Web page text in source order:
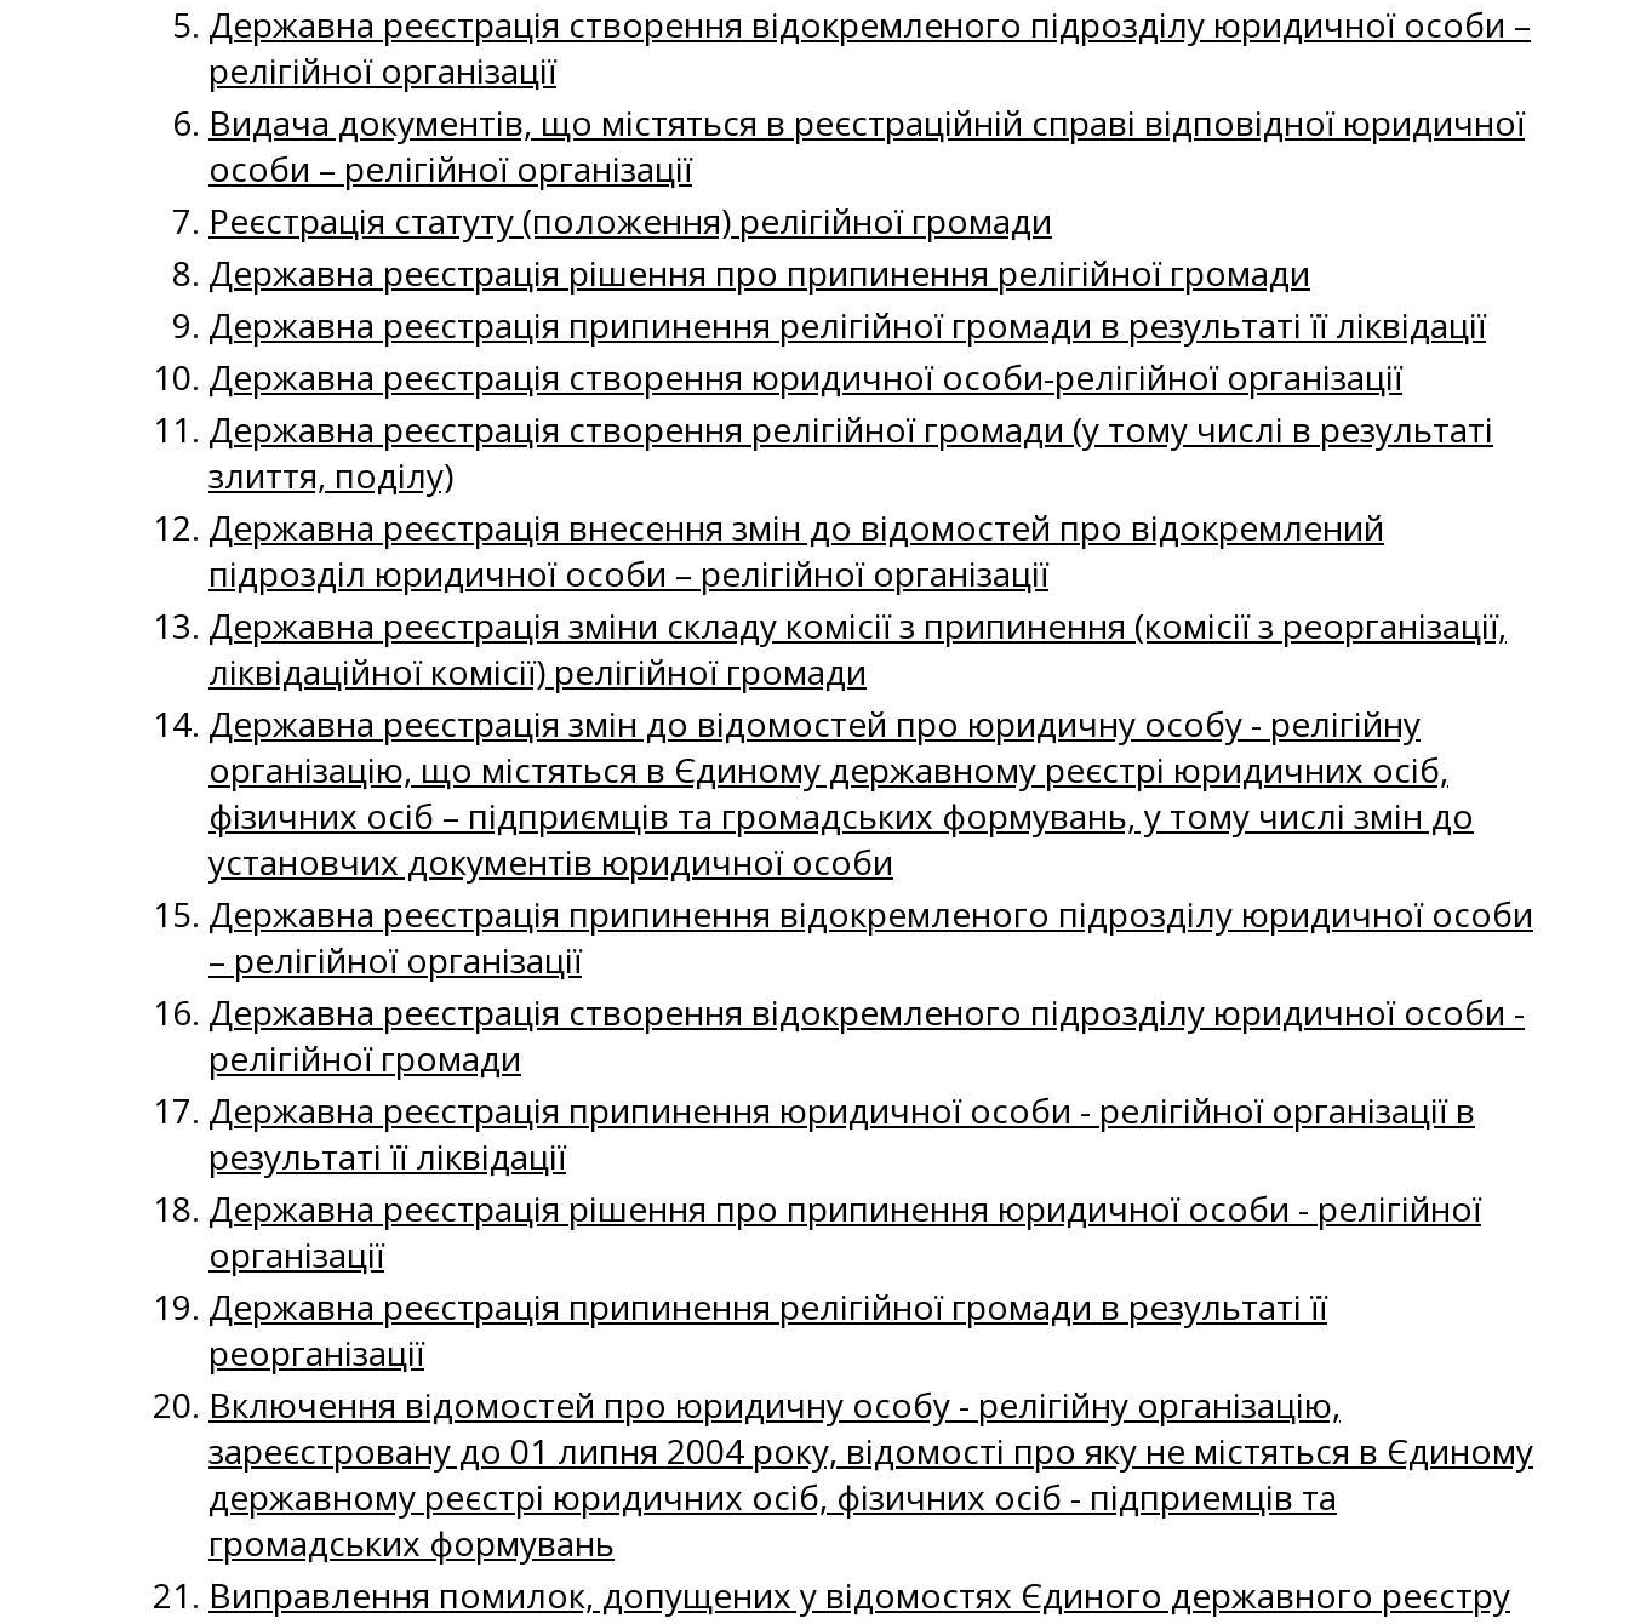
Державна реєстрація створення відокремленого підрозділу юридичної особи –
релігійної організації
Видача документів, що містяться в реєстраційній справі відповідної юридичної
особи – релігійної організації
Реєстрація статуту (положення) релігійної громади
Державна реєстрація рішення про припинення релігійної громади
Державна реєстрація припинення релігійної громади в результаті її ліквідації
Державна реєстрація створення юридичної особи-релігійної організації
Державна реєстрація створення релігійної громади (у тому числі в результаті
злиття, поділу)
Державна реєстрація внесення змін до відомостей про відокремлений
підрозділ юридичної особи – релігійної організації
Державна реєстрація зміни складу комісії з припинення (комісії з реорганізації,
ліквідаційної комісії) релігійної громади
Державна реєстрація змін до відомостей про юридичну особу - релігійну
організацію, що містяться в Єдиному державному реєстрі юридичних осіб,
фізичних осіб – підприємців та громадських формувань, у тому числі змін до
установчих документів юридичної особи
Державна реєстрація припинення відокремленого підрозділу юридичної особи
– релігійної організації
Державна реєстрація створення відокремленого підрозділу юридичної особи -
релігійної громади
Державна реєстрація припинення юридичної особи - релігійної організації в
результаті її ліквідації
Державна реєстрація рішення про припинення юридичної особи - релігійної
організації
Державна реєстрація припинення релігійної громади в результаті її
реорганізації
Включення вiдомостей про юридичну особу - релiгiйну органiзацiю,
зареєстровану до 01 липня 2004 року, вiдомостi про яку не мiстяться в Єдиному
державному peєстpi юридичних осiб, фiзичних осiб - пiдприемцiв та
громадських формувань
Виправлення помилок, допущених у вiдомостях Єдиного державного реєстру